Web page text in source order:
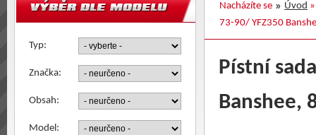
Nacházíte se Úvod
73-90/ YFZ350
Typ:
Značka:
Obsah:
Model:
Pístní
Banshee,